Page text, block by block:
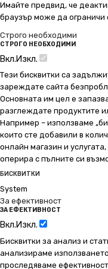
Имайте предвид, че
браузър може да ограничи
Строго необходими
СТРОГО НЕОБХОДИМИ
Вкл.Изкл.
Тези бисквитки са
зареждате сайта
Основната им цел е
разглеждате продуктите
Например – използваме
които сте добавили в
онлайн магазин и
оперира с пълните си
БИСКВИТКИ
System
За ефективност
ЗА ЕФЕКТИВНОСТ
Вкл.Изкл.
Бисквитки за анализ и
анализираме
проследяваме